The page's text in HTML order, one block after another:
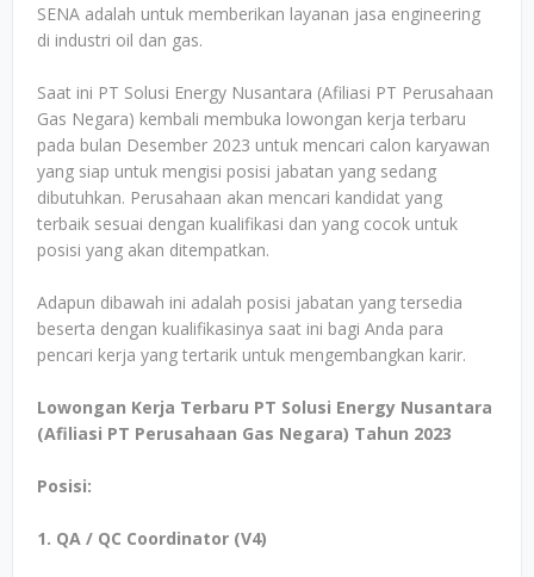
SENA adalah untuk memberikan layanan jasa engineering
di industri oil dan gas.
Saat ini PT Solusi Energy Nusantara (Afiliasi PT Perusahaan
Gas Negara) kembali membuka lowongan kerja terbaru
pada bulan Desember 2023 untuk mencari calon karyawan
yang siap untuk mengisi posisi jabatan yang sedang
dibutuhkan. Perusahaan akan mencari kandidat yang
terbaik sesuai dengan kualifikasi dan yang cocok untuk
posisi yang akan ditempatkan.
Adapun dibawah ini adalah posisi jabatan yang tersedia
beserta dengan kualifikasinya saat ini bagi Anda para
pencari kerja yang tertarik untuk mengembangkan karir.
Lowongan Kerja Terbaru PT Solusi Energy Nusantara
(Afiliasi PT Perusahaan Gas Negara) Tahun 2023
Posisi:
1. QA / QC Coordinator (V4)